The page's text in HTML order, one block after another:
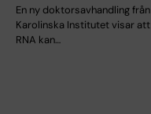
En ny doktorsavhandling från
Karolinska Institutet visar att
RNA kan…